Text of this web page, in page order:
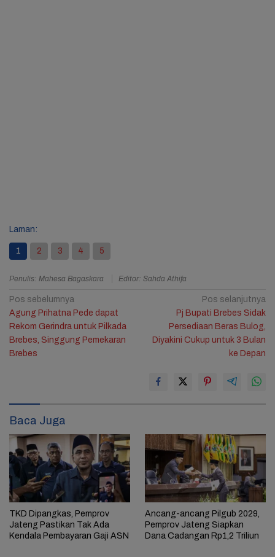
Laman:
1 2 3 4 5
Penulis: Mahesa Bagaskara Editor: Sahda Athifa
Navigasi
pos
Pos sebelumnya
Agung Prihatna Pede dapat
Rekom Gerindra untuk Pilkada
Brebes, Singgung Pemekaran
Brebes
Pos selanjutnya
Pj Bupati Brebes Sidak
Persediaan Beras Bulog,
Diyakini Cukup untuk 3 Bulan
ke Depan
Baca Juga
TKD Dipangkas, Pemprov
Jateng Pastikan Tak Ada
Kendala Pembayaran Gaji ASN
Ancang-ancang Pilgub 2029,
Pemprov Jateng Siapkan
Dana Cadangan Rp1,2 Triliun